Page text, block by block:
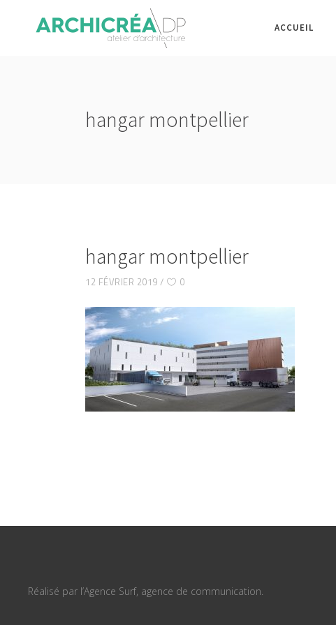
ACCUEIL
hangar montpellier
hangar montpellier
12 FÉVRIER 2019 0
Réalisé par l’Agence Surf, agence de communication.